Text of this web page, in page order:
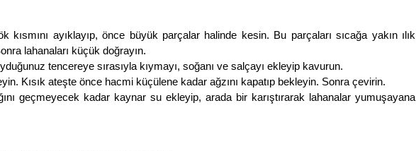
kısmını ayıklayıp, önce büyük parçalar halinde kesin. Bu parçaları sıcağa yakın ılık
lahanaları küçük doğrayın.
tencereye sırasıyla kıymayı, soğanı ve salçayı ekleyip kavurun.
Kısık ateşte önce hacmi küçülene kadar ağzını kapatıp bekleyin. Sonra çevirin.
geçmeyecek kadar kaynar su ekleyip, arada bir karıştırarak lahanalar yumuşayana